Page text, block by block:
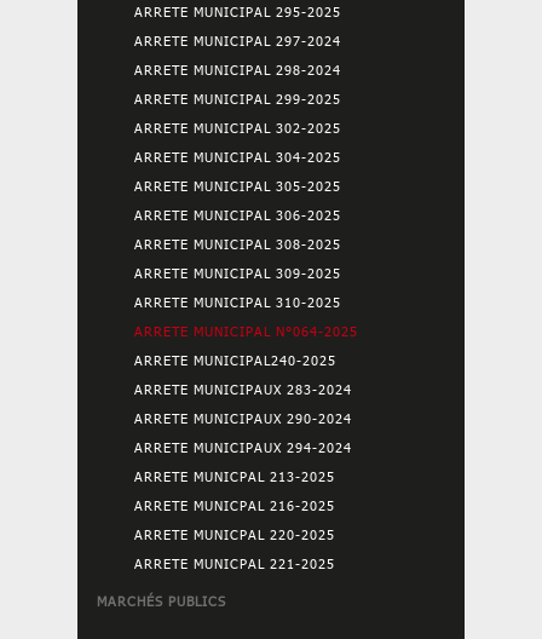
ARRETE MUNICIPAL 295-2025
ARRETE MUNICIPAL 297-2024
ARRETE MUNICIPAL 298-2024
ARRETE MUNICIPAL 299-2025
ARRETE MUNICIPAL 302-2025
ARRETE MUNICIPAL 304-2025
ARRETE MUNICIPAL 305-2025
ARRETE MUNICIPAL 306-2025
ARRETE MUNICIPAL 308-2025
ARRETE MUNICIPAL 309-2025
ARRETE MUNICIPAL 310-2025
ARRETE MUNICIPAL N°064-2025
ARRETE MUNICIPAL240-2025
ARRETE MUNICIPAUX 283-2024
ARRETE MUNICIPAUX 290-2024
ARRETE MUNICIPAUX 294-2024
ARRETE MUNICPAL 213-2025
ARRETE MUNICPAL 216-2025
ARRETE MUNICPAL 220-2025
ARRETE MUNICPAL 221-2025
MARCHÉS PUBLICS